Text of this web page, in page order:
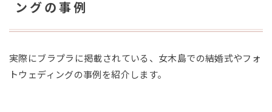
ングの事例
実際にブラプラに掲載されている、女木島での結婚式やフォ
トウェディングの事例を紹介します。